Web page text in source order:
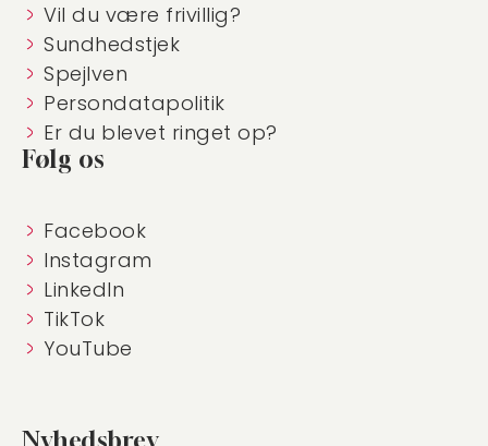
Vil du være frivillig?
Sundhedstjek
Spejlven
Persondatapolitik
Er du blevet ringet op?
Følg os
Facebook
Instagram
LinkedIn
TikTok
YouTube